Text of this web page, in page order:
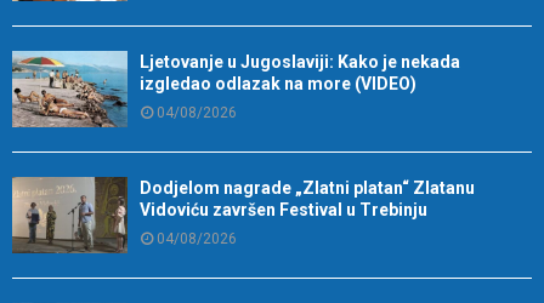
Ljetovanje u Jugoslaviji: Kako je nekada
izgledao odlazak na more (VIDEO)
04/08/2026
Dodjelom nagrade „Zlatni platan“ Zlatanu
Vidoviću završen Festival u Trebinju
04/08/2026